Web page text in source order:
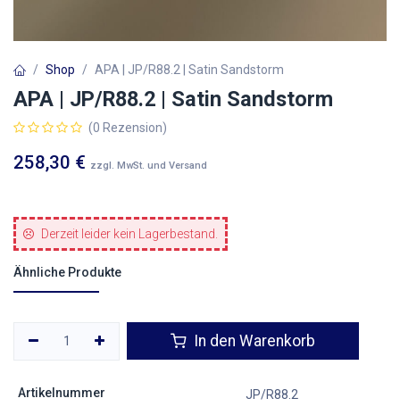
Shop APA | JP/R88.2 | Satin Sandstorm
APA | JP/R88.2 | Satin Sandstorm
(0 Rezension)
258,30 € zzgl. MwSt. und Versand
Derzeit leider kein Lagerbestand.
Ähnliche Produkte
In den Warenkorb
Artikelnummer JP/R88.2